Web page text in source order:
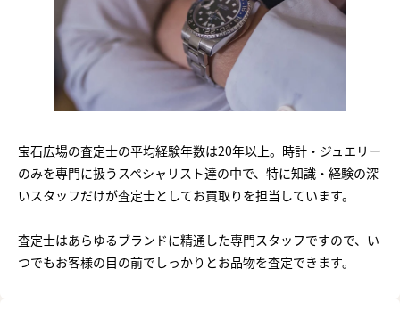
宝石広場の査定士の平均経験年数は20年以上。時計・ジュエリー
のみを専門に扱うスペシャリスト達の中で、特に知識・経験の深
いスタッフだけが査定士としてお買取りを担当しています。
査定士はあらゆるブランドに精通した専門スタッフですので、い
つでもお客様の目の前でしっかりとお品物を査定できます。